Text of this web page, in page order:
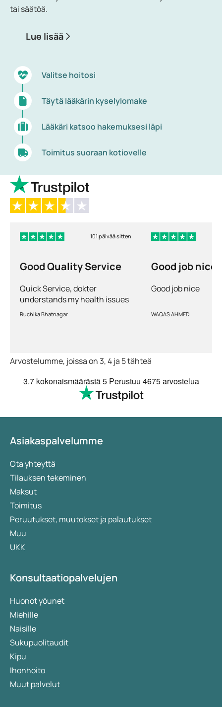
hitaasti tai liian nopeasti. Hitaasti toimivaa
nopeasti toimivaa hypertyreoosiksi. Näissä
tapauksissa hormoneja tuotetaan joko liian vähän
naisilla kuin miehillä, ja riski kasvaa iän myötä.
tai säätöä.
Lue lisää
Valitse hoitosi
Täytä lääkärin kyselylomake
Lääkäri katsoo hakemuksesi läpi
Toimitus suoraan kotiovelle
101 päivää sitten
Good Quality Service
Quick Service, dokter
understands my health issues
and good diagnosis
Ruchika Bhatnagar
Good job nice
Good job nice
WAQAS AHMED
Arvostelumme, joissa on 3, 4 ja 5 tähteä
3.7kokonaismäärästä 5 Perustuu 4675 arvostelua
Asiakaspalvelumme
Ota yhteyttä
Tilauksen tekeminen
Maksut
Toimitus
Peruutukset, muutokset ja palautukset
Muu
UKK
Konsultaatiopalvelujen
Huonot yöunet
Miehille
Naisille
Sukupuolitaudit
Kipu
Ihonhoito
Muut palvelut